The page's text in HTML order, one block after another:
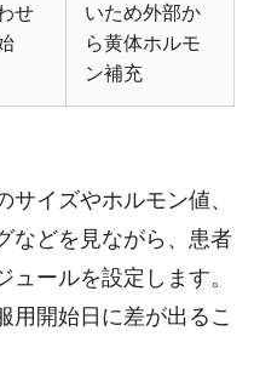
せ
いため外部か
ら黄体ホルモ
ン補充
イズやホルモン値、
などを見ながら、患者
ールを設定します。
用開始日に差が出るこ